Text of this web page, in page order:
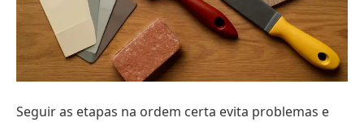
Seguir as etapas na ordem certa evita problemas e